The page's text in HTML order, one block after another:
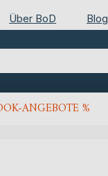
Über BoD Blog
ANGEBOTE %